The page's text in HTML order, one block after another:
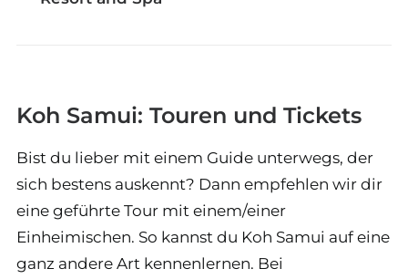
Koh Samui: Touren und Tickets
Bist du lieber mit einem Guide unterwegs, der
sich bestens auskennt? Dann empfehlen wir dir
eine geführte Tour mit einem/einer
Einheimischen. So kannst du Koh Samui auf eine
ganz andere Art kennenlernen. Bei